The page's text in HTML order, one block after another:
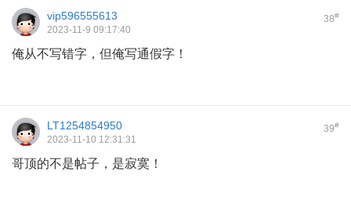
38#
vip596555613
2023-11-9 09:17:40
俺从不写错字，但俺写通假字！
39#
LT1254854950
2023-11-10 12:31:31
哥顶的不是帖子，是寂寞！